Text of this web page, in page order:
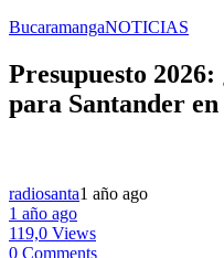
BucaramangaNOTICIAS
Presupuesto
para Santander
radiosanta1 año ago
1 año ago
119,0 Views
0 Comments